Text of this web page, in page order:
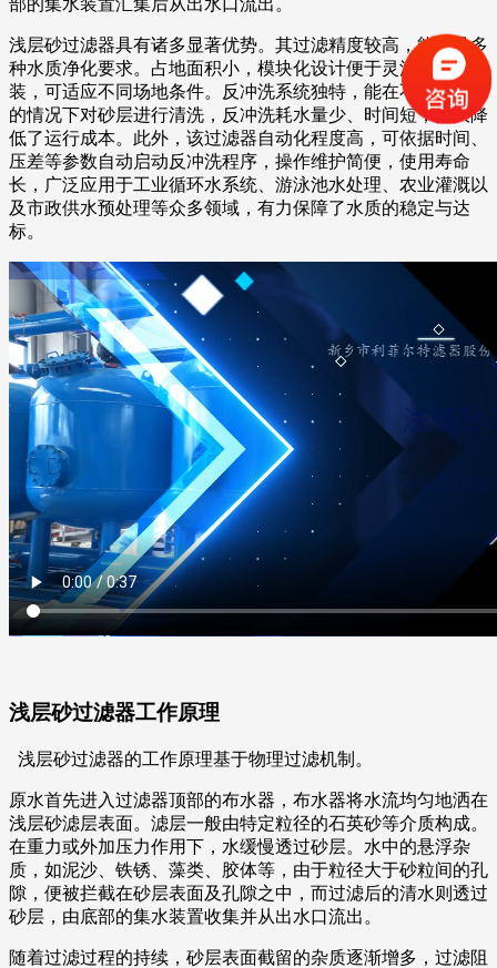
浅层砂过滤器具有诸多显著优势。其过滤精度较高，能满足多
种水质净化要求。占地面积小，模块化设计便于灵活组合与安
装，可适应不同场地条件。反冲洗系统独特，能在不中断过滤
的情况下对砂层进行清洗，反冲洗耗水量少、时间短，大大降
低了运行成本。此外，该过滤器自动化程度高，可依据时间、
压差等参数自动启动反冲洗程序，操作维护简便，使用寿命
长，广泛应用于工业循环水系统、游泳池水处理、农业灌溉以
及市政供水预处理等众多领域，有力保障了水质的稳定与达
标。
浅层砂过滤器工作原理
浅层砂过滤器的工作原理基于物理过滤机制。
原水首先进入过滤器顶部的布水器，布水器将水流均匀地洒在
浅层砂滤层表面。滤层一般由特定粒径的石英砂等介质构成。
在重力或外加压力作用下，水缓慢透过砂层。水中的悬浮杂
质，如泥沙、铁锈、藻类、胶体等，由于粒径大于砂粒间的孔
隙，便被拦截在砂层表面及孔隙之中，而过滤后的清水则透过
砂层，由底部的集水装置收集并从出水口流出。
随着过滤过程的持续，砂层表面截留的杂质逐渐增多，过滤阻